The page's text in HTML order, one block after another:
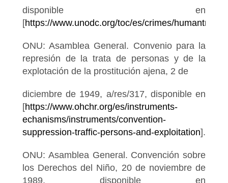
disponible en
[https://www.unodc.org/toc/es/crimes/
ONU: Asamblea General. Convenio para la
represión de la trata de personas y de la
explotación de la prostitución ajena, 2 de
diciembre de 1949, a/res/317, disponible en
[https://www.ohchr.org/es/instruments-
echanisms/instruments/convention-
suppression-traffic-persons-and-exploitation].
ONU: Asamblea General. Convención sobre
los Derechos del Niño, 20 de noviembre de
1989, disponible en